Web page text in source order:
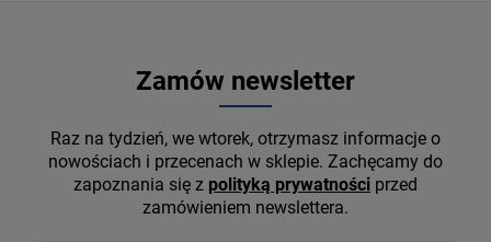
Zamów newsletter
Raz na tydzień, we wtorek, otrzymasz informacje o
nowościach i przecenach w sklepie. Zachęcamy do
zapoznania się z polityką prywatności przed
zamówieniem newslettera.